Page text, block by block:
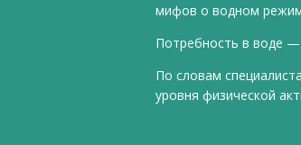
мифов о водном
Потребность в воде —
По словам
уровня физической